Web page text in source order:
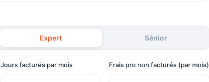
Expert Sénior
Jours facturés par mois Frais pro non facturés (par mois)